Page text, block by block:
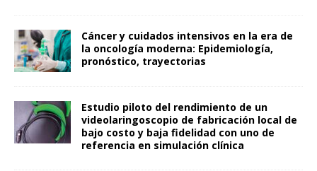
Cáncer y cuidados intensivos en la era de
la oncología moderna: Epidemiología,
pronóstico, trayectorias
Estudio piloto del rendimiento de un
videolaringoscopio de fabricación local de
bajo costo y baja fidelidad con uno de
referencia en simulación clínica